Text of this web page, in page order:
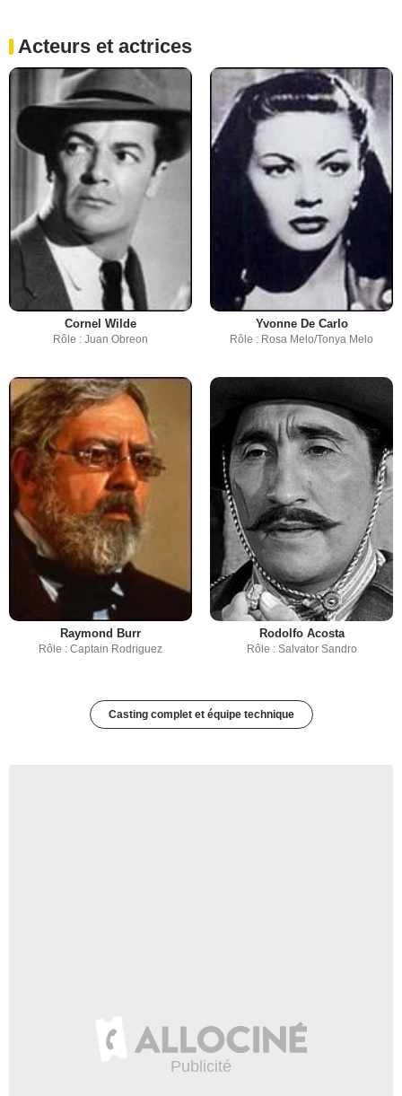
Acteurs et actrices
Cornel Wilde
Rôle : Juan Obreon
Yvonne De Carlo
Rôle : Rosa Melo/Tonya Melo
Raymond Burr
Rôle : Captain Rodriguez
Rodolfo Acosta
Rôle : Salvator Sandro
Casting complet et équipe technique